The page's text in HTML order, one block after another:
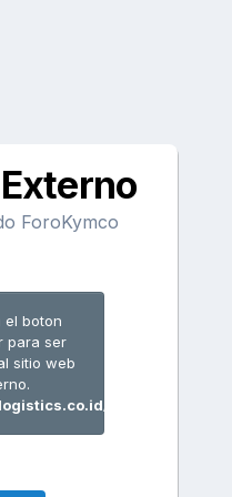
ForoKymco
el boton
para ser
sitio web